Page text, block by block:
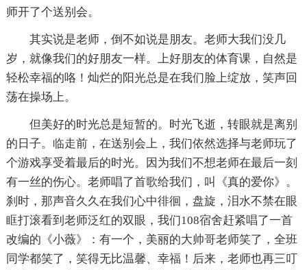
师开了个送别会。
其实说是老师，倒不如说是朋友。老师大我们没几
岁，就像我们的好朋友一样。上好朋友的体育课，自然是
轻松幸福的咯！灿烂的阳光总是在我们脸上绽放，笑声回
荡在操场上。
但美好的时光总是短暂的。时光飞逝，转眼就是离别
的日子。临走前，在送别会上，我们依然选择与老师玩了
个游戏享受着最后的时光。因为我们不想老师在最后一刻
有一丝的伤心。老师唱了首歌给我们，叫《真的爱你》。
刹时，那声音久久在我们心中徘徊，盘旋，泪水不禁在眼
眶打滚看到老师泛红的双眼，我们108宿舍赶紧唱了一首
改编的《小薇》：有一个，美丽的大帅哥老师笑了，全班
同学都笑了，笑得无比温馨、幸福！后来，老师也再三叮